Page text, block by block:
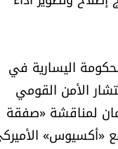
اليسارية في
الأمن القومي
لمناقشة «صفقة
«أكسيوس»